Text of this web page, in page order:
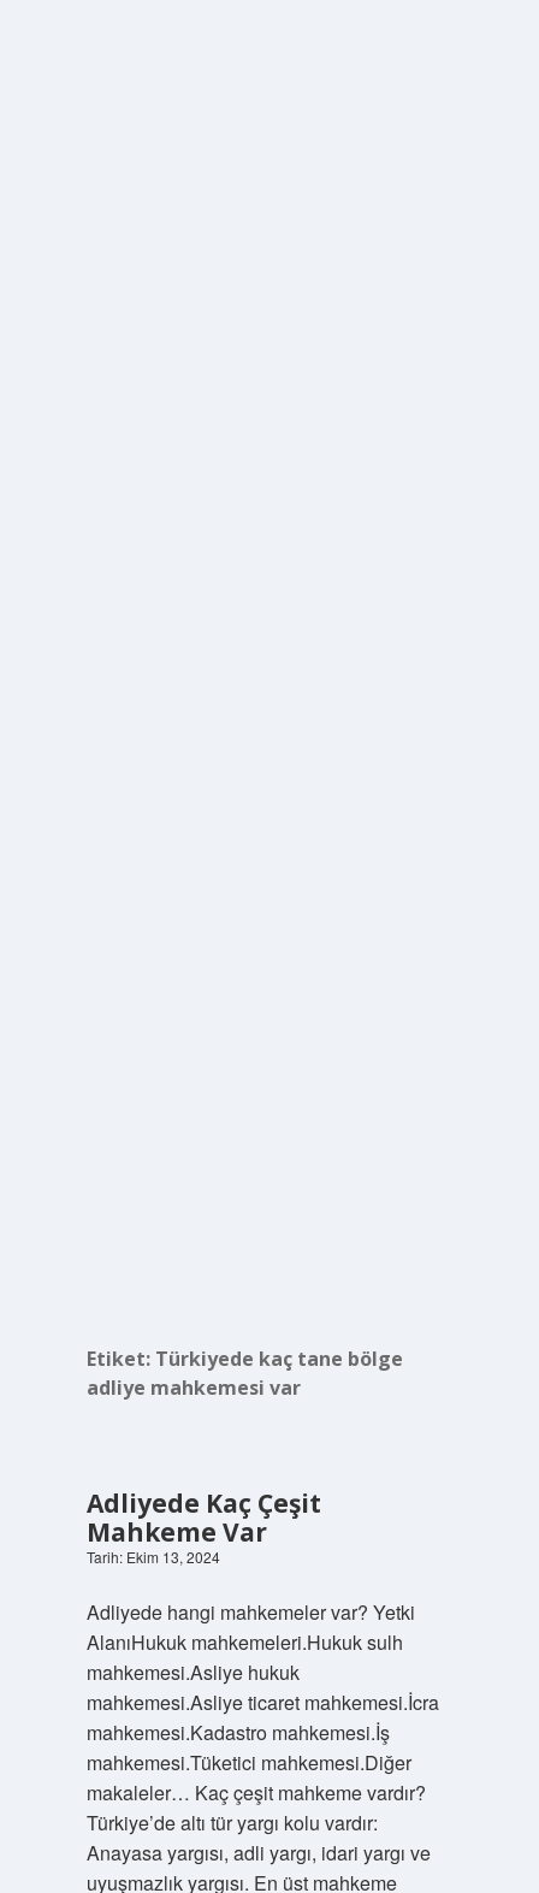
Etiket: Türkiyede kaç tane bölge
adliye mahkemesi var
Adliyede Kaç Çeşit
Mahkeme Var
Tarih: Ekim 13, 2024
Adliyede hangi mahkemeler var? Yetki
AlanıHukuk mahkemeleri.Hukuk sulh
mahkemesi.Asliye hukuk
mahkemesi.Asliye ticaret mahkemesi.İcra
mahkemesi.Kadastro mahkemesi.İş
mahkemesi.Tüketici mahkemesi.Diğer
makaleler… Kaç çeşit mahkeme vardır?
Türkiye’de altı tür yargı kolu vardır:
Anayasa yargısı, adli yargı, idari yargı ve
uyuşmazlık yargısı. En üst mahkeme